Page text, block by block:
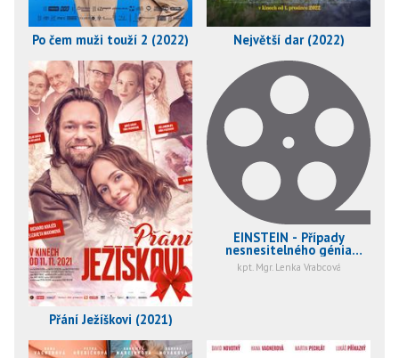
Po čem muži touží 2 (2022) Největší dar (2022)
Přání Ježíškovi (2021)
EINSTEIN - Případy
nesnesitelného génia
(2020)
kpt. Mgr. Lenka Vrabcová